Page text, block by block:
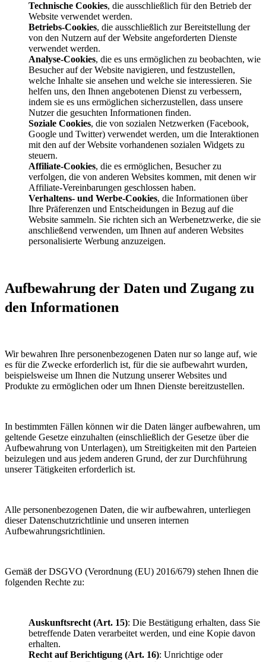
Technische Cookies, die ausschließlich für den Betrieb der
Website verwendet werden.
Betriebs-Cookies, die ausschließlich zur Bereitstellung der
von den Nutzern auf der Website angeforderten Dienste
verwendet werden.
Analyse-Cookies, die es uns ermöglichen zu beobachten, wie
Besucher auf der Website navigieren, und festzustellen,
welche Inhalte sie ansehen und welche sie interessieren. Sie
helfen uns, den Ihnen angebotenen Dienst zu verbessern,
indem sie es uns ermöglichen sicherzustellen, dass unsere
Nutzer die gesuchten Informationen finden.
Soziale Cookies, die von sozialen Netzwerken (Facebook,
Google und Twitter) verwendet werden, um die Interaktionen
mit den auf der Website vorhandenen sozialen Widgets zu
steuern.
Affiliate-Cookies, die es ermöglichen, Besucher zu
verfolgen, die von anderen Websites kommen, mit denen wir
Affiliate-Vereinbarungen geschlossen haben.
Verhaltens- und Werbe-Cookies, die Informationen über
Ihre Präferenzen und Entscheidungen in Bezug auf die
Website sammeln. Sie richten sich an Werbenetzwerke, die sie
anschließend verwenden, um Ihnen auf anderen Websites
personalisierte Werbung anzuzeigen.
Aufbewahrung der Daten und Zugang zu
den Informationen
Wir bewahren Ihre personenbezogenen Daten nur so lange auf, wie
es für die Zwecke erforderlich ist, für die sie aufbewahrt wurden,
beispielsweise um Ihnen die Nutzung unserer Websites und
Produkte zu ermöglichen oder um Ihnen Dienste bereitzustellen.
In bestimmten Fällen können wir die Daten länger aufbewahren, um
geltende Gesetze einzuhalten (einschließlich der Gesetze über die
Aufbewahrung von Unterlagen), um Streitigkeiten mit den Parteien
beizulegen und aus jedem anderen Grund, der zur Durchführung
unserer Tätigkeiten erforderlich ist.
Alle personenbezogenen Daten, die wir aufbewahren, unterliegen
dieser Datenschutzrichtlinie und unseren internen
Aufbewahrungsrichtlinien.
Gemäß der DSGVO (Verordnung (EU) 2016/679) stehen Ihnen die
folgenden Rechte zu:
Auskunftsrecht (Art. 15): Die Bestätigung erhalten, dass Sie
betreffende Daten verarbeitet werden, und eine Kopie davon
erhalten.
Recht auf Berichtigung (Art. 16): Unrichtige oder